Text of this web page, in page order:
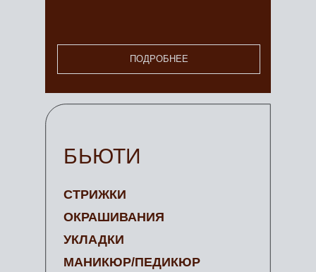
ПОДРОБНЕЕ
БЬЮТИ
СТРИЖКИ
ОКРАШИВАНИЯ
УКЛАДКИ
МАНИКЮР/ПЕДИКЮР